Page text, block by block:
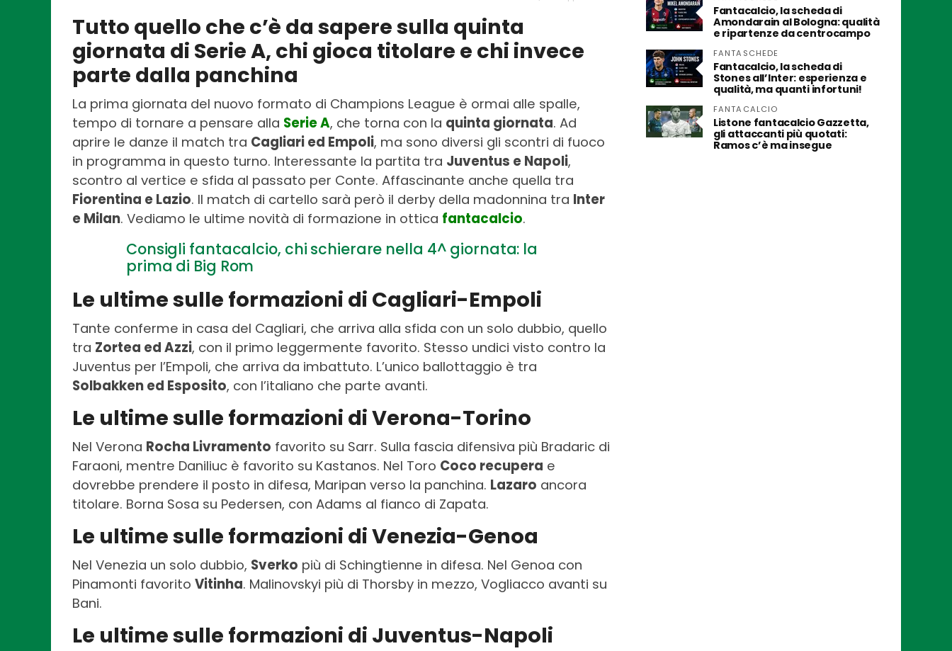
Tutto quello che c’è da sapere sulla quinta
giornata di Serie A, chi gioca titolare e chi invece
parte dalla panchina
La prima giornata del nuovo formato di Champions League è ormai alle spalle,
tempo di tornare a pensare alla Serie A, che torna con la quinta giornata. Ad
aprire le danze il match tra Cagliari ed Empoli, ma sono diversi gli scontri di fuoco
in programma in questo turno. Interessante la partita tra Juventus e Napoli,
scontro al vertice e sfida al passato per Conte. Affascinante anche quella tra
Fiorentina e Lazio. Il match di cartello sarà però il derby della madonnina tra Inter
e Milan. Vediamo le ultime novità di formazione in ottica fantacalcio.
Consigli fantacalcio, chi schierare nella 4^ giornata: la
prima di Big Rom
Le ultime sulle formazioni di Cagliari-Empoli
Tante conferme in casa del Cagliari, che arriva alla sfida con un solo dubbio, quello
tra Zortea ed Azzi, con il primo leggermente favorito. Stesso undici visto contro la
Juventus per l’Empoli, che arriva da imbattuto. L’unico ballottaggio è tra
Solbakken ed Esposito, con l’italiano che parte avanti.
Le ultime sulle formazioni di Verona-Torino
Nel Verona Rocha Livramento favorito su Sarr. Sulla fascia difensiva più Bradaric di
Faraoni, mentre Daniliuc è favorito su Kastanos. Nel Toro Coco recupera e
dovrebbe prendere il posto in difesa, Maripan verso la panchina. Lazaro ancora
titolare. Borna Sosa su Pedersen, con Adams al fianco di Zapata.
Le ultime sulle formazioni di Venezia-Genoa
Nel Venezia un solo dubbio, Sverko più di Schingtienne in difesa. Nel Genoa con
Pinamonti favorito Vitinha. Malinovskyi più di Thorsby in mezzo, Vogliacco avanti su
Bani.
Le ultime sulle formazioni di Juventus-Napoli
Fantacalcio, la scheda di
Amondarain al Bologna: qualità
e ripartenze da centrocampo
FANTASCHEDE
Fantacalcio, la scheda di
Stones all’Inter: esperienza e
qualità, ma quanti infortuni!
FANTACALCIO
Listone fantacalcio Gazzetta,
gli attaccanti più quotati:
Ramos c’è ma insegue